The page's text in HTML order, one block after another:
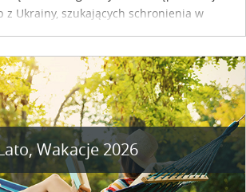
z Ukrainy, szukających schronienia w
Wakacje 2026